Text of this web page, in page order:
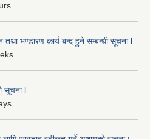
भण्डारण कार्य बन्द हुने सम्बन्धी सूचना l
सूचना l